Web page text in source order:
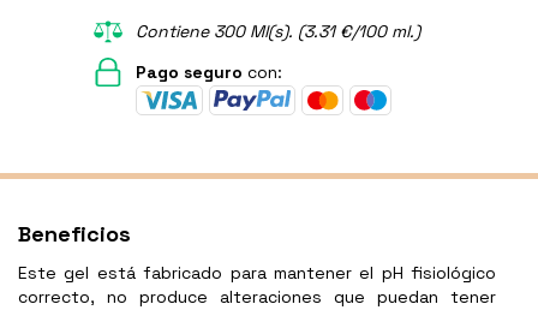
Contiene 300 Ml(s). (3.31 €/100 ml.)
Pago seguro con:
Beneficios
Este gel está fabricado para mantener el pH fisiológico
correcto, no produce alteraciones que puedan tener